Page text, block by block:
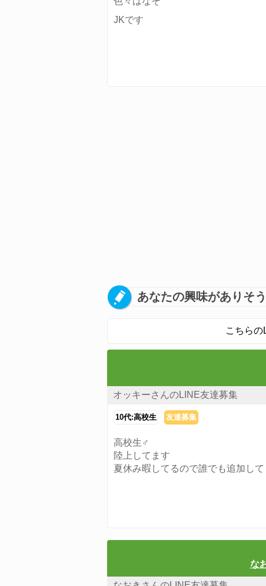
JKです
あなたの興味がありそ
こちら
オッキーさんのLINE友達募集
10代:高校生 友達募集
高校生♂
陸上してます
夏休み暇してるので誰でも追加し
な